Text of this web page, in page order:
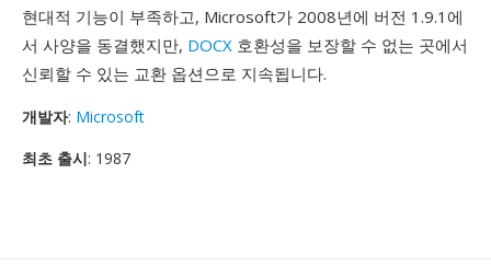
현대적 기능이 부족하고, Microsoft가 2008년에 버전 1.9.1에
서 사양을 동결했지만, DOCX 호환성을 보장할 수 없는 곳에서
신뢰할 수 있는 교환 옵션으로 지속됩니다.
개발자: Microsoft
최초 출시: 1987